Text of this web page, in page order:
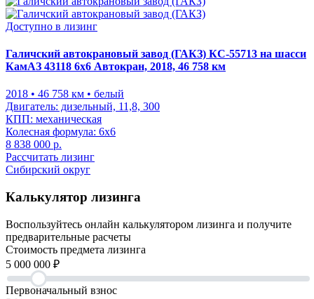
Доступно в лизинг
Галичский автокрановый завод (ГАКЗ) КС-55713 на шасси
КамАЗ 43118 6x6 Автокран, 2018, 46 758 км
2018 • 46 758 км • белый
Двигатель: дизельный, 11,8, 300
КПП: механическая
Колесная формула: 6x6
8 838 000 р.
Рассчитать лизинг
Сибирский округ
Калькулятор лизинга
Воспользуйтесь онлайн калькулятором лизинга и получите
предварительные расчеты
Cтоимость предмета лизинга
5 000 000 ₽
Первоначальный взнос